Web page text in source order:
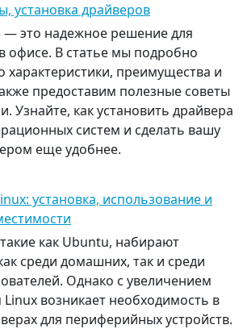
установка драйверов
— это надежное решение для
офисе. В статье мы подробно
характеристики, преимущества и
предоставим полезные советы
Узнайте, как установить драйвера
систем и сделать вашу
еще удобнее.
установка, использование и
как Ubuntu, набирают
среди домашних, так и среди
Однако с увеличением
возникает необходимость в
для периферийных устройств.